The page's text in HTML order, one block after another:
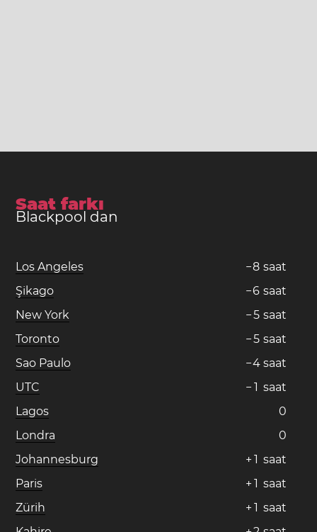
Saat farkı
Blackpool dan
Los Angeles −8 saat
Şikago
−6 saat
New York
−5 saat
Toronto
−5 saat
Sao Paulo
−4 saat
UTC
− 1 saat
Lagos
0
Londra
0
Johannesburg
+ 1 saat
Paris
+ 1 saat
Zürih
+ 1 saat